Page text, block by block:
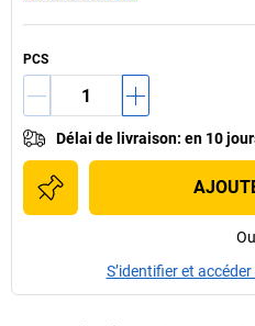
PCS
Délai de livraison: en 10
Ou
S’identifier et